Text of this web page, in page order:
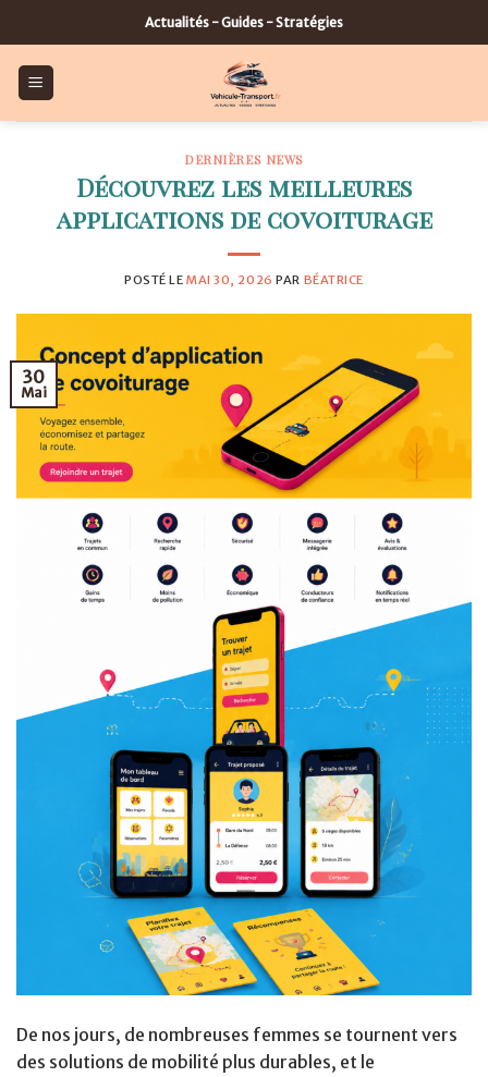
to
content
Actualités - Guides - Stratégies
DERNIÈRES NEWS
Découvrez les meilleures
applications de covoiturage
POSTÉ LE MAI 30, 2026 PAR BÉATRICE
30
Mai
De nos jours, de nombreuses femmes se tournent vers
des solutions de mobilité plus durables, et le